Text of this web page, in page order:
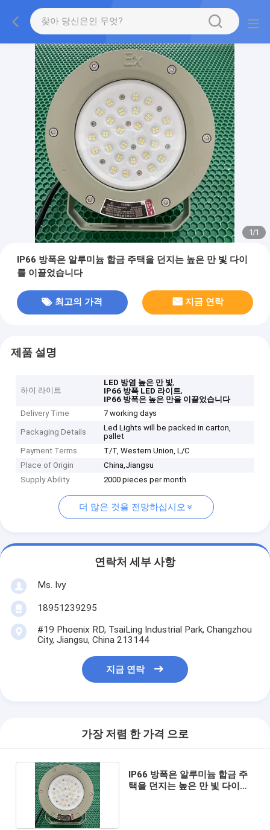
1/1
IP66 방폭은 알루미늄 합금 주택을 던지는 높은 만 빛 다이
를 이끌었습니다
최고의 가격 지금 연락
제품 설명
하이 라이트
LED 방염 높은 만 빛,
IP66 방폭 LED 라이트,
IP66 방폭은 높은 만을 이끌었습니다
Delivery Time
7 working days
Packaging Details
Led Lights will be packed in carton,
pallet
Payment Terms
T/T, Western Union, L/C
Place of Origin
China,Jiangsu
Supply Ability
2000 pieces per month
더 많은 것을 전망하십시오
연락처 세부 사항
Ms. Ivy
18951239295
#19 Phoenix RD, TsaiLing Industrial Park, Changzhou
City, Jiangsu, China 213144
지금 연락
가장 저렴 한 가격 으로
IP66 방폭은 알루미늄 합금 주
택을 던지는 높은 만 빛 다이를